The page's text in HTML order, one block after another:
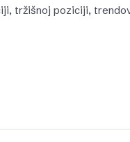
tržišnoj poziciji,